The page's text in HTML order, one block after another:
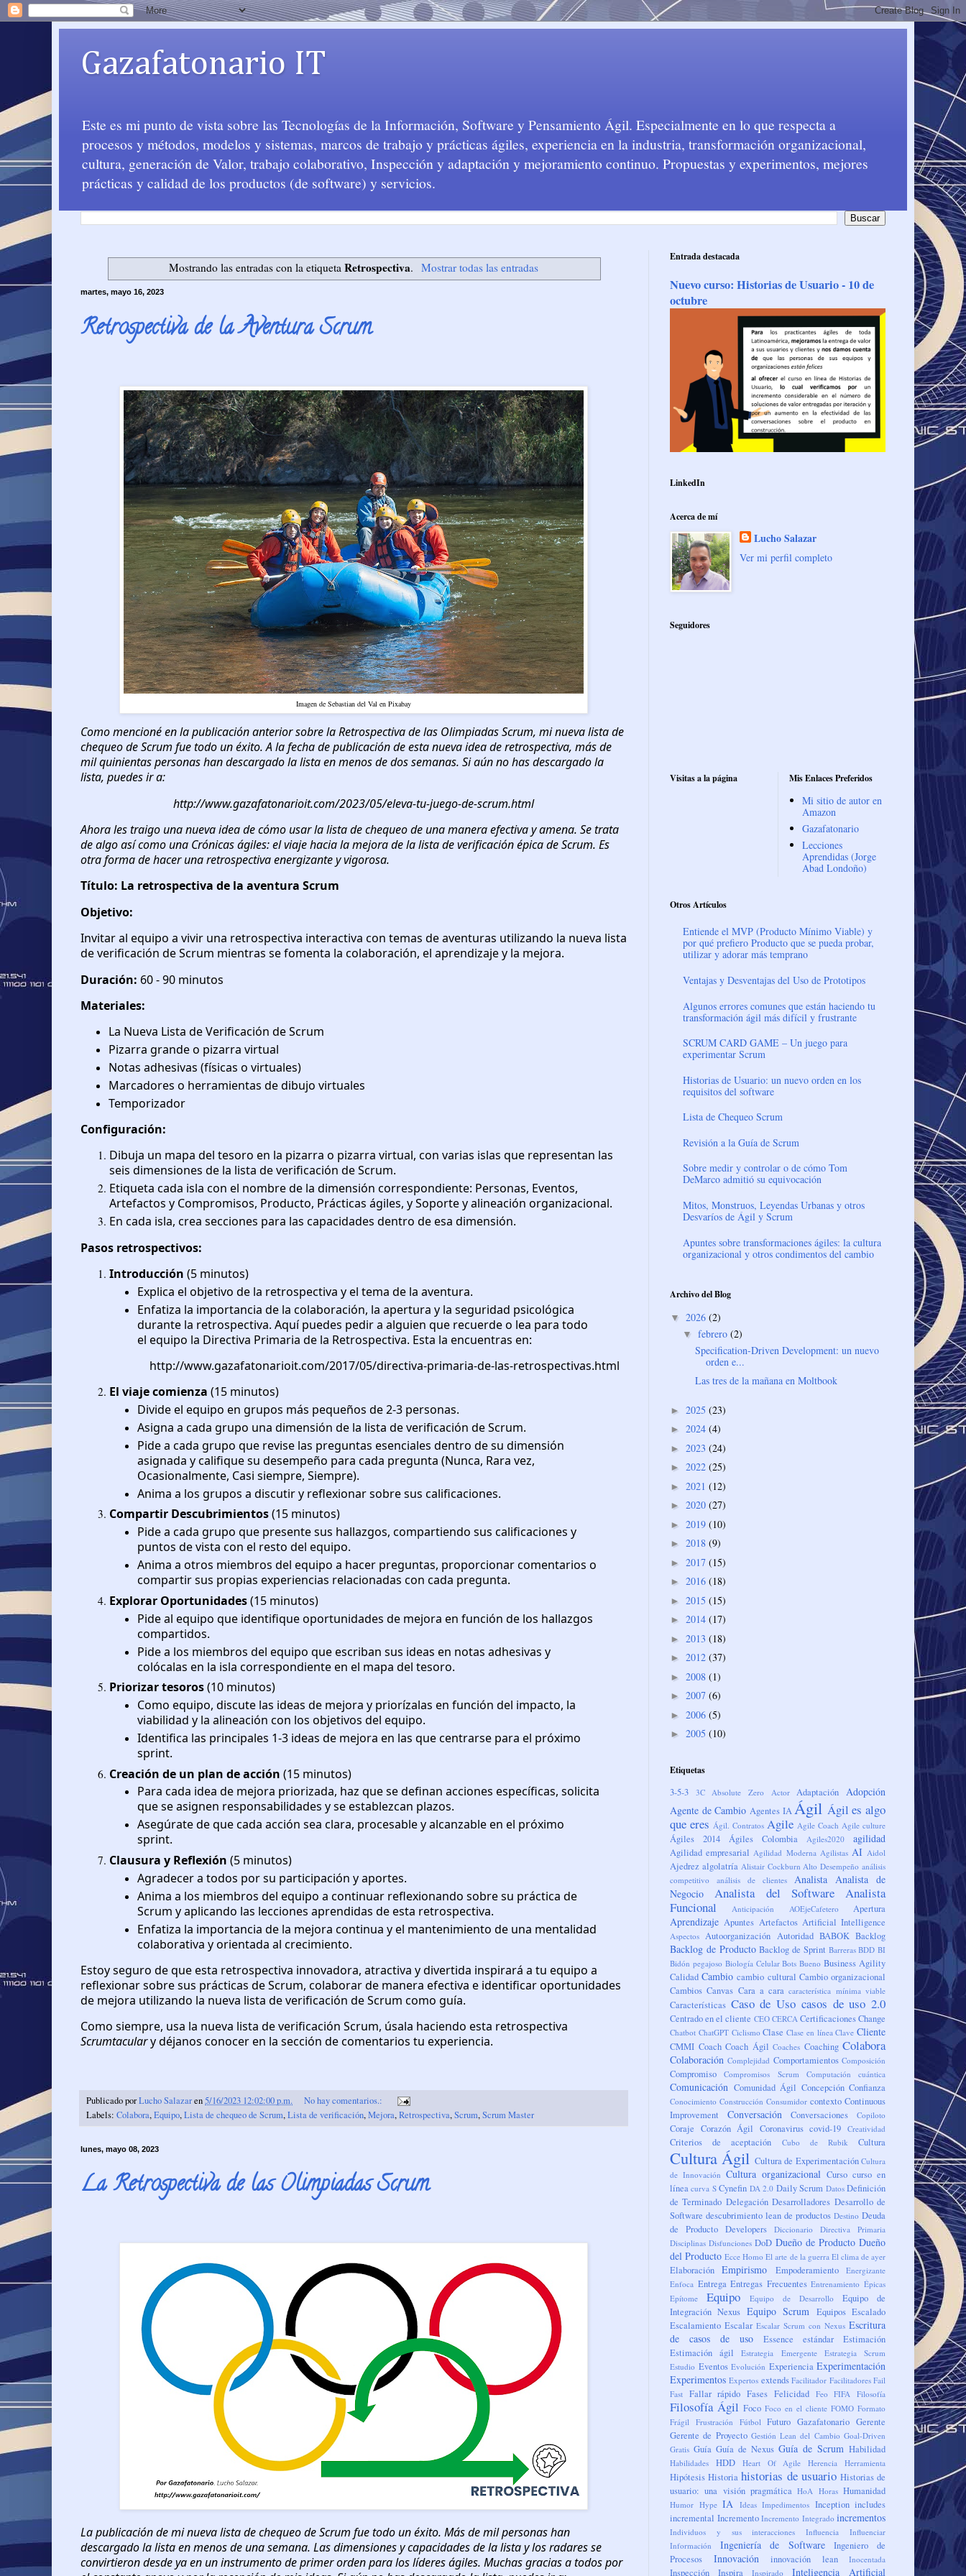
Gazafatonario IT
Este es mi punto de vista sobre las Tecnologías de la Información, Software y Pensamiento Ágil. Especialmente en lo que respecta a
procesos y métodos, modelos y sistemas, marcos de trabajo y prácticas ágiles, experiencia en la industria, transformación organizacional,
cultura, generación de Valor, trabajo colaborativo, Inspección y adaptación y mejoramiento continuo. Propuestas y experimentos, mejores
prácticas y calidad de los productos (de software) y servicios.
Mostrando las entradas con la etiquetaRetrospectiva. Mostrar todas las entradas
martes, mayo 16, 2023
Retrospectiva de la Aventura Scrum
Imagen de Sebastian del Val en Pixabay
Como mencioné en la publicación anterior sobre laRetrospectiva de las Olimpiadas Scrum, mi nueva lista de
chequeo de Scrum fue todo un éxito. A la fecha de publicación de esta nueva idea de retrospectiva, más de
mil quinientas personas han descargado la lista en menos de dos semanas. Si aún no has descargado la
lista, puedes ir a:
http://www.gazafatonarioit.com/2023/05/eleva-tu-juego-de-scrum.html
Ahora les traigo una nueva idea de cómo usar la lista de chequeo de una manera efectiva y amena. Se trata
de algo así como una Crónicas ágiles: el viaje hacia la mejora de la lista de verificación épica de Scrum. Es
otra forma de hacer una retrospectiva energizante y vigorosa.
Título: La retrospectiva de la aventura Scrum
Objetivo:
Invitar al equipo a vivir una retrospectiva interactiva con temas de aventuras utilizando la nueva lista
de verificación de Scrum mientras se fomenta la colaboración, el aprendizaje y la mejora.
Duración: 60 - 90 minutos
Materiales:
La Nueva Lista de Verificación de Scrum
Pizarra grande o pizarra virtual
Notas adhesivas (físicas o virtuales)
Marcadores o herramientas de dibujo virtuales
Temporizador
Configuración:
Dibuja un mapa del tesoro en la pizarra o pizarra virtual, con varias islas que representan las
seis dimensiones de la lista de verificación de Scrum.
Etiqueta cada isla con el nombre de la dimensión correspondiente: Personas, Eventos,
Artefactos y Compromisos, Producto, Prácticas ágiles, y Soporte y alineación organizacional.
En cada isla, crea secciones para las capacidades dentro de esa dimensión.
Pasos retrospectivos:
Introducción (5 minutos)
Explica el objetivo de la retrospectiva y el tema de la aventura.
Enfatiza la importancia de la colaboración, la apertura y la seguridad psicológica
durante la retrospectiva. Aquí puedes pedir a alguien que recuerde o lea para todo
el equipo la Directiva Primaria de la Retrospectiva. Esta la encuentras en:
http://www.gazafatonarioit.com/2017/05/directiva-primaria-de-las-retrospectivas.html
El viaje comienza (15 minutos)
Divide el equipo en grupos más pequeños de 2-3 personas.
Asigna a cada grupo una dimensión de la lista de verificación de Scrum.
Pide a cada grupo que revise las preguntas esenciales dentro de su dimensión
asignada y califique su desempeño para cada pregunta (Nunca, Rara vez,
Ocasionalmente, Casi siempre, Siempre).
Anima a los grupos a discutir y reflexionar sobre sus calificaciones.
Compartir Descubrimientos(15 minutos)
Pide a cada grupo que presente sus hallazgos, compartiendo sus calificaciones y
puntos de vista con el resto del equipo.
Anima a otros miembros del equipo a hacer preguntas, proporcionar comentarios o
compartir sus propias experiencias relacionadas con cada pregunta.
Explorar Oportunidades(15 minutos)
Pide al equipo que identifique oportunidades de mejora en función de los hallazgos
compartidos.
Pide a los miembros del equipo que escriban sus ideas en notas adhesivas y
colócalas en la isla correspondiente en el mapa del tesoro.
Priorizar tesoros(10 minutos)
Como equipo, discute las ideas de mejora y priorízalas en función del impacto, la
viabilidad y la alineación con los objetivos del equipo.
Identifica las principales 1-3 ideas de mejora en las que centrarse para el próximo
sprint.
Creación de un plan de acción (15 minutos)
Para cada idea de mejora priorizada, haz que se definan acciones específicas, solicita
que se asignen responsabilidades y se establezcan plazos.
Asegúrate de que cada acción sea clara, procesable y alcanzable en el próximo
sprint.
Clausura y Reflexión (5 minutos)
Agradecer a todos por su participación y aportes.
Anima a los miembros del equipo a continuar reflexionando sobre su práctica de
Scrum y aplicando las lecciones aprendidas de esta retrospectiva.
Enfatiza la importancia de la mejora continua y el mantenimiento de una mentalidad
colaborativa y orientada al crecimiento.
Estoy seguro de que esta retrospectiva innovadora, atractiva y divertida inspirará a tu equipo a
reflexionar sobre sus prácticas de Scrum, colaborar de manera efectiva e identificar oportunidades
de mejora utilizando la nueva lista de verificación de Scrum como guía.
Como siempre, usa la nueva lista de verificación Scrum, úsala haciendo esta retrospectiva
Scrumtaculary déjanos conocer en la sección de comentarios tu experiencia.
Publicado porLucho Salazaren5/16/2023 12:02:00 p.m.
No hay comentarios.:
Labels: Colabora,Equipo,Lista de chequeo de Scrum,Lista de verificación,Mejora,Retrospectiva,Scrum,Scrum Master
lunes, mayo 08, 2023
La Retrospectiva de las Olimpiadas Scrum
La publicación de mi nueva lista de chequeo de Scrum fue todo un éxito. Más de mil personas han
descargado la lista en menos de una semana. Las dimensiones y capacidades de la lista y los radares se
convirtieron desde ya en un instrumento de primer orden para los líderes ágiles. Muchas gracias a todos por
Entrada destacada
Nuevo curso: Historias de Usuario - 10 de
octubre
LinkedIn
Acerca de mí
Lucho Salazar
Ver mi perfil completo
Seguidores
Visitas a la página Mis Enlaces Preferidos
Mi sitio de autor en
Amazon
Gazafatonario
Lecciones
Aprendidas (Jorge
Abad Londoño)
Otros Artículos
Entiende el MVP (Producto Mínimo Viable) y
por qué prefiero Producto que se pueda probar,
utilizar y adorar más temprano
Ventajas y Desventajas del Uso de Prototipos
Algunos errores comunes que están haciendo tu
transformación ágil más difícil y frustrante
SCRUM CARD GAME – Un juego para
experimentar Scrum
Historias de Usuario: un nuevo orden en los
requisitos del software
Lista de Chequeo Scrum
Revisión a la Guía de Scrum
Sobre medir y controlar o de cómo Tom
DeMarco admitió su equivocación
Mitos, Monstruos, Leyendas Urbanas y otros
Desvaríos de Ágil y Scrum
Apuntes sobre transformaciones ágiles: la cultura
organizacional y otros condimentos del cambio
Archivo del Blog
▼ 2026 (2)
▼ febrero (2)
Specification-Driven Development: un nuevo
orden e...
Las tres de la mañana en Moltbook
► 2025 (23)
► 2024 (4)
► 2023 (24)
► 2022 (25)
► 2021 (12)
► 2020 (27)
► 2019 (10)
► 2018 (9)
► 2017 (15)
► 2016 (18)
► 2015 (15)
► 2014 (17)
► 2013 (18)
► 2012 (37)
► 2008 (1)
► 2007 (6)
► 2006 (5)
► 2005 (10)
Etiquetas
3-5-3
3C Absolute Zero Actor Adaptación Adopción
Agente de Cambio Agentes IA Ágil Ágil es algo
que eres Ágil. Contratos Agile Agile Coach Agile culture
Ágiles 2014 Ágiles Colombia Agiles2020 agilidad
Agilidad empresarial Agilidad Moderna Agilistas AI Aidol
Ajedrez algolatría Alistair Cockburn Alto Desempeño análisis
competitivo
análisis de clientes Analista Analista de
Negocio
Analista del Software
Analista
Funcional
Anticipación AOEjeCafetero Apertura
Aprendizaje Apuntes Artefactos Artificial Intelligence
Aspectos Autoorganización Autoridad BABOK Backlog
Backlog de Producto Backlog de Sprint Barreras BDD BI
Bidón pegajoso Biología Celular Bots Bueno Business Agility
Calidad Cambio cambio cultural Cambio organizacional
Cambios Canvas Cara a cara característica mínima viable
Características Caso de Uso casos de uso 2.0
Centrado en el cliente CEO CERCA CertificacionesChange
Chatbot ChatGPT Ciclismo Clase Clase en línea Clave Cliente
CMMI Coach Coach Ágil Coaches Coaching Colabora
Colaboración Complejidad Comportamientos Composición
Compromiso Compromisos Scrum Computación cuántica
Comunicación Comunidad Ágil Concepción Confianza
Conocimiento Construcción Consumidor contexto Continuous
Improvement
Conversación Conversaciones Copiloto
Coraje Corazón Ágil Coronavirus covid-19 Creatividad
Criterios de aceptación Cubo de Rubik Cultura
Cultura Ágil Cultura de Experimentación Cultura
de Innovación Cultura organizacional Curso curso en
línea curva S Cynefin DA 2.0 Daily Scrum Datos Definición
de Terminado Delegación Desarrolladores Desarrollo de
Software descubrimiento lean de productos Destino Deuda
de Producto Developers Diccionario
Directiva Primaria
Disciplinas Disfunciones DoD Dueño de Producto Dueño
del Producto Ecce Homo El arte de la guerra El clima de ayer
Elaboración Empirismo Empoderamiento
Energizante
Enfoca Entrega Entregas Frecuentes Entrenamiento Épicas
Epítome
Equipo Equipo de Desarrollo
Equipo de
Integración Nexus Equipo Scrum Equipos Escalado
Escalamiento Escalar Escalar Scrum con Nexus Escritura
de casos de uso
Essence estándar
Estimación
Estimación ágil
Estrategia Emergente
Estrategia Scrum
Estudio Eventos Evolución Experiencia Experimentación
Experimentos Expertos extends Facilitador Facilitadores Fail
Fast Fallar rápido Fases Felicidad Feo FIFA Filosofía
Filosofía Ágil Foco Foco en el cliente FOMO Formato
Frágil
Frustración Fútbol Futuro Gazafatonario Gerente
Gerente de Proyecto Gestión Lean del Cambio Goal-Driven
Gratis Guía Guía de Nexus Guía de Scrum Habilidad
Habilidades HDD Heart Of Agile Herencia Herramienta
Hipótesis Historia historias de usuario Historias de
usuario: una visión pragmática HoA Horas Humanidad
Humor Hype IA Ideas Impedimentos Inception includes
incremental Incremento Incremento Integrado incrementos
Individuos y sus interacciones Influencia
Influenciar
Información
Ingeniería de Software
Ingeniero de
Procesos
Innovación innovación lean Inocentada
Inspección Inspira Inspirado Inteligencia Artificial